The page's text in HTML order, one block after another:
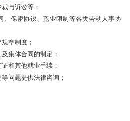
与诉讼等；
、保密协议、竞业限制等各类劳动人事协
章制度；
集体合同的制定；
和其他就业手续；
问题提供法律咨询；